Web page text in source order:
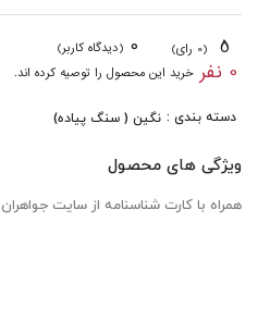
(0 رای) 0 (دیدگاه کاربر)
0 نفر خرید این محصول را توصیه کرده اند.
دسته بندی : نگین ( سنگ پیاده)
ویژگی های محصول
همراه با کارت شناسنامه از سایت جواهران